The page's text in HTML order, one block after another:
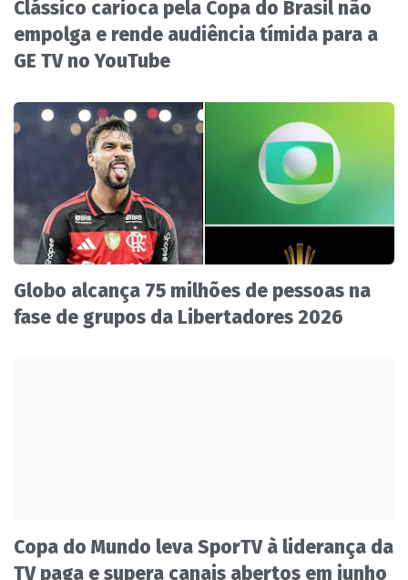
Clássico carioca pela Copa do Brasil não
empolga e rende audiência tímida para a
GE TV no YouTube
Globo alcança 75 milhões de pessoas na
fase de grupos da Libertadores 2026
Copa do Mundo leva SporTV à liderança da
TV paga e supera canais abertos em junho